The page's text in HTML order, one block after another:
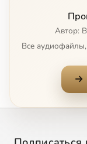
13
Автор:
Все